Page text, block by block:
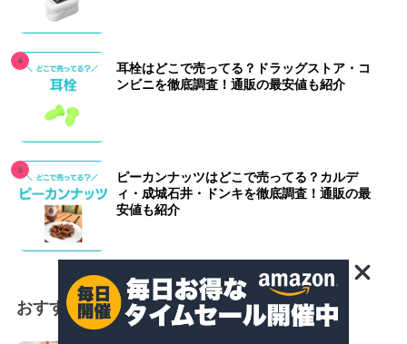
耳栓はどこで売ってる？ドラッグストア・コ
ンビニを徹底調査！通販の最安値も紹介
ピーカンナッツはどこで売ってる？カルデ
ィ・成城石井・ドンキを徹底調査！通販の最
安値も紹介
おすすめ記事